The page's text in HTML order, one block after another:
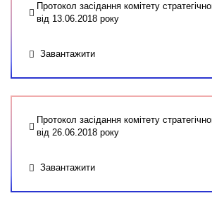
Протокол засідання комітету
від 13.06.2018 року
Завантажити
Протокол засідання комітету
від 26.06.2018 року
Завантажити